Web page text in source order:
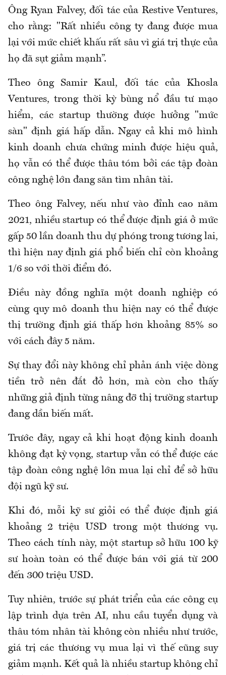
Ông Ryan Falvey, đối tác của Restive Ventures,
cho rằng: "Rất nhiều công ty đang được mua
lại với mức chiết khấu rất sâu vì giá trị thực của
họ đã sụt giảm mạnh”.
Theo ông Samir Kaul, đối tác của Khosla
Ventures, trong thời kỳ bùng nổ đầu tư mạo
hiểm, các startup thường được hưởng "mức
sàn" định giá hấp dẫn. Ngay cả khi mô hình
kinh doanh chưa chứng minh được hiệu quả,
họ vẫn có thể được thâu tóm bởi các tập đoàn
công nghệ lớn đang săn tìm nhân tài.
Theo ông Falvey, nếu như vào đỉnh cao năm
2021, nhiều startup có thể được định giá ở mức
gấp 50 lần doanh thu dự phóng trong tương lai,
thì hiện nay định giá phổ biến chỉ còn khoảng
1/6 so với thời điểm đó.
Điều này đồng nghĩa một doanh nghiệp có
cùng quy mô doanh thu hiện nay có thể được
thị trường định giá thấp hơn khoảng 85% so
với cách đây 5 năm.
Sự thay đổi này không chỉ phản ánh việc dòng
tiền trở nên đắt đỏ hơn, mà còn cho thấy
những giả định từng nâng đỡ thị trường startup
đang dần biến mất.
Trước đây, ngay cả khi hoạt động kinh doanh
không đạt kỳ vọng, startup vẫn có thể được các
tập đoàn công nghệ lớn mua lại chỉ để sở hữu
đội ngũ kỹ sư.
Khi đó, mỗi kỹ sư giỏi có thể được định giá
khoảng 2 triệu USD trong một thương vụ.
Theo cách tính này, một startup sở hữu 100 kỹ
sư hoàn toàn có thể được bán với giá từ 200
đến 300 triệu USD.
Tuy nhiên, trước sự phát triển của các công cụ
lập trình dựa trên AI, nhu cầu tuyển dụng và
thâu tóm nhân tài không còn nhiều như trước,
giá trị các thương vụ mua lại vì thế cũng suy
giảm mạnh. Kết quả là nhiều startup không chỉ